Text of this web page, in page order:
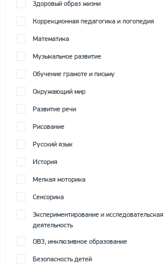
Здоровый образ жизни
Коррекционная педагогика и логопедия
Математика
Музыкальное развитие
Обучение грамоте и письму
Окружающий мир
Развитие речи
Рисование
Русский язык
История
Мелкая моторика
Сенсорика
Экспериментирование и исследовательская
деятельность
ОВЗ, инклюзивное образование
Безопасность детей